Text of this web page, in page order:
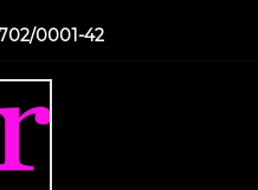
0001-42